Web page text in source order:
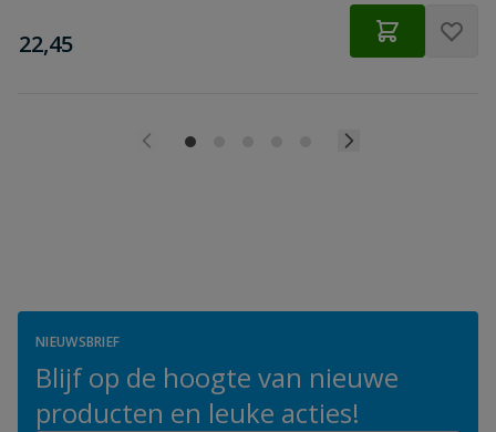
€
22,45
NIEUWSBRIEF
Blijf op de hoogte van nieuwe
producten en leuke acties!